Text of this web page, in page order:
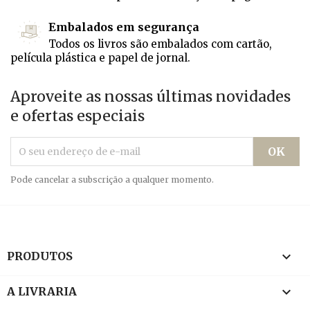
Embalados em segurança
Todos os livros são embalados com cartão,
película plástica e papel de jornal.
Aproveite as nossas últimas novidades
e ofertas especiais
Pode cancelar a subscrição a qualquer momento.
PRODUTOS 
A LIVRARIA 